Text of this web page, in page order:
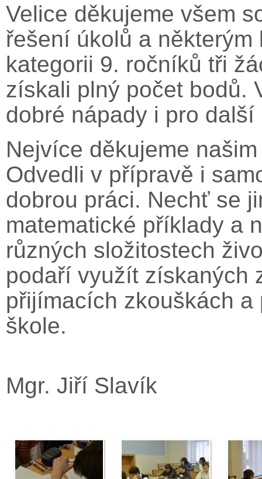
Velice děkujeme všem
řešení úkolů a
kategorii 9. ročníků tři
získali plný počet bodů.
dobré nápady i pro
Nejvíce děkujeme
Odvedli v přípravě i
dobrou práci. Nechť se
matematické příklady a
různých složitostech
podaří využít získaných
přijímacích zkouškách
škole.
Mgr. Jiří Slavík